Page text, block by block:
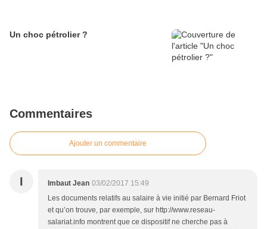
Un choc pétrolier ?
Commentaires
Ajouter un commentaire
I Imbaut Jean 03/02/2017 15:49
Les documents relatifs au salaire à vie initié par Bernard Friot
et qu’on trouve, par exemple, sur http://www.reseau-
salariat.info montrent que ce dispositif ne cherche pas à